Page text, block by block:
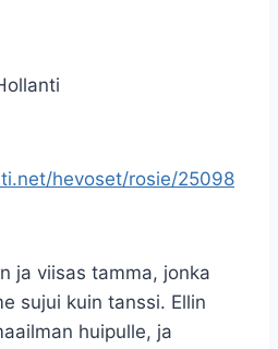
hevoset/rosie/25098
ja viisas tamma, jonka
sujui kuin tanssi. Ellin
huipulle, ja